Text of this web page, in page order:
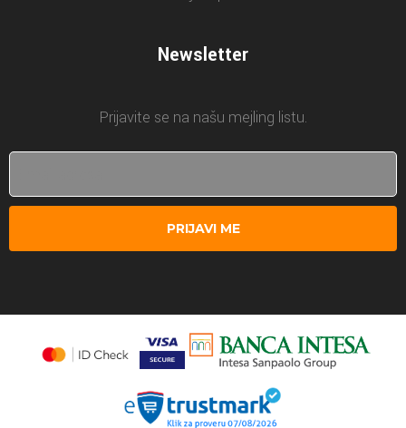
Newsletter
Prijavite se na našu mejling listu.
PRIJAVI ME